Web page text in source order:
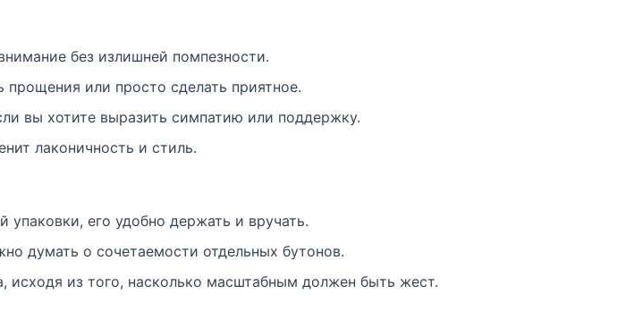
без излишней помпезности.
прощения или просто сделать приятное.
вы хотите выразить симпатию или поддержку.
лаконичность и стиль.
упаковки, его удобно держать и вручать.
думать о сочетаемости отдельных бутонов.
исходя из того, насколько масштабным должен быть жест.